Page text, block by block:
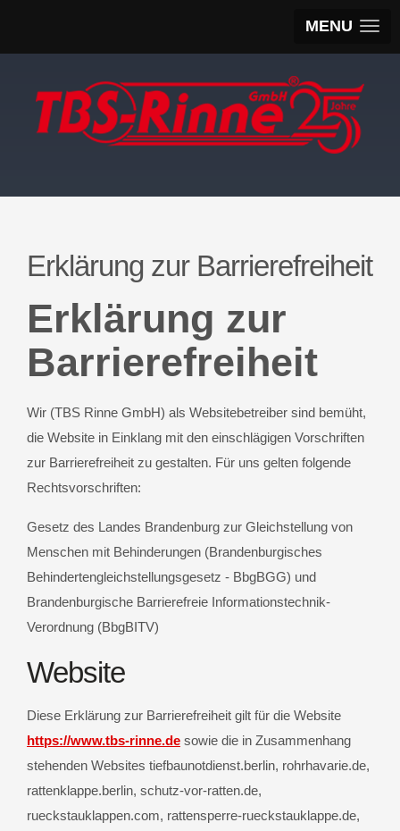
MENU
Erklärung zur Barrierefreiheit
Erklärung zur
Barrierefreiheit
Wir (TBS Rinne GmbH) als Websitebetreiber sind bemüht,
die Website in Einklang mit den einschlägigen Vorschriften
zur Barrierefreiheit zu gestalten. Für uns gelten folgende
Rechtsvorschriften:
Gesetz des Landes Brandenburg zur Gleichstellung von
Menschen mit Behinderungen (Brandenburgisches
Behindertengleichstellungsgesetz - BbgBGG) und
Brandenburgische Barrierefreie Informationstechnik-
Verordnung (BbgBITV)
Website
Diese Erklärung zur Barrierefreiheit gilt für die Website
https://www.tbs-rinne.de sowie die in Zusammenhang
stehenden Websites tiefbaunotdienst.berlin, rohrhavarie.de,
rattenklappe.berlin, schutz-vor-ratten.de,
rueckstauklappen.com, rattensperre-rueckstauklappe.de,